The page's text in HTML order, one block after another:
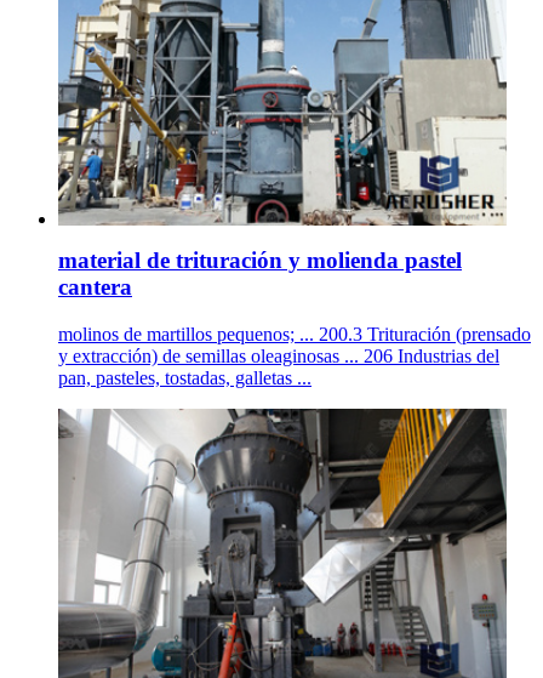
material de trituración y molienda pastel
cantera
molinos de martillos pequenos; ... 200.3 Trituración (prensado
y extracción) de semillas oleaginosas ... 206 Industrias del
pan, pasteles, tostadas, galletas ...